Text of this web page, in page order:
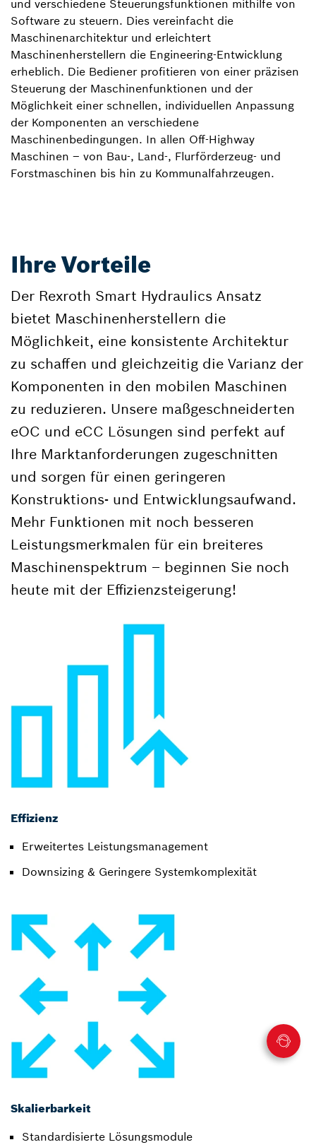
und verschiedene Steuerungsfunktionen mithilfe von
Software zu steuern. Dies vereinfacht die
Maschinenarchitektur und erleichtert
Maschinenherstellern die Engineering-Entwicklung
erheblich. Die Bediener profitieren von einer präzisen
Steuerung der Maschinenfunktionen und der
Möglichkeit einer schnellen, individuellen Anpassung
der Komponenten an verschiedene
Maschinenbedingungen. In allen Off-Highway
Maschinen – von Bau-, Land-, Flurförderzeug- und
Forstmaschinen bis hin zu Kommunalfahrzeugen.
Ihre Vorteile
Der Rexroth Smart Hydraulics Ansatz
bietet Maschinenherstellern die
Möglichkeit, eine konsistente Architektur
zu schaffen und gleichzeitig die Varianz der
Komponenten in den mobilen Maschinen
zu reduzieren. Unsere maßgeschneiderten
eOC und eCC Lösungen sind perfekt auf
Ihre Marktanforderungen zugeschnitten
und sorgen für einen geringeren
Konstruktions- und Entwicklungsaufwand.
Mehr Funktionen mit noch besseren
Leistungsmerkmalen für ein breiteres
Maschinenspektrum – beginnen Sie noch
heute mit der Effizienzsteigerung!
Effizienz
Erweitertes Leistungsmanagement
Downsizing & Geringere Systemkomplexität
Skalierbarkeit
Standardisierte Lösungsmodule